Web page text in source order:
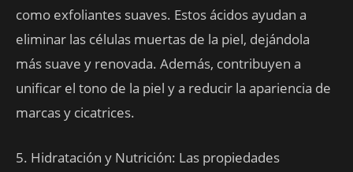
como exfoliantes suaves. Estos ácidos ayudan a
eliminar las células muertas de la piel, dejándola
más suave y renovada. Además, contribuyen a
unificar el tono de la piel y a reducir la apariencia de
marcas y cicatrices.
5. Hidratación y Nutrición: Las propiedades